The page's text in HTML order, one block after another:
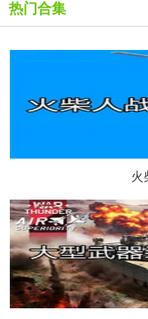
热门合集
火